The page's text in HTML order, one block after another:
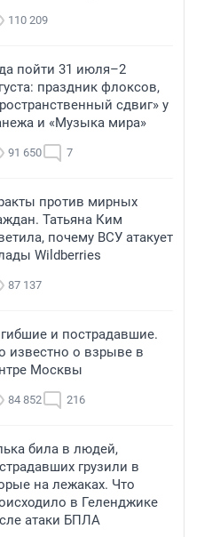
110 209
пойти 31 июля–2
праздник флоксов,
сдвиг» у
и «Музыка мира»
91 650 7
против мирных
Татьяна Ким
почему ВСУ атакует
Wildberries
87 137
и пострадавшие.
известно о взрыве в
Москвы
84 852 216
била в людей,
грузили в
на лежаках. Что
в Геленджике
атаки БПЛА